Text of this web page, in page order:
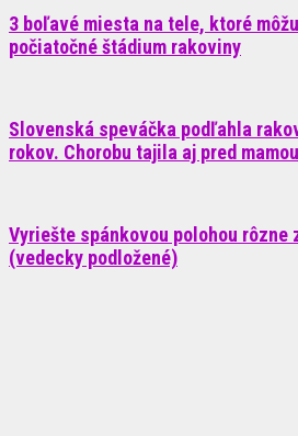
3 boľavé miesta na tele, ktoré
počiatočné štádium rakoviny
Slovenská speváčka podľahla
rokov. Chorobu tajila aj pred
Vyriešte spánkovou polohou rôzne
(vedecky podložené)